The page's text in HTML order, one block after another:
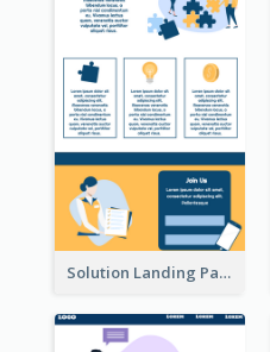
Solution Landing Page